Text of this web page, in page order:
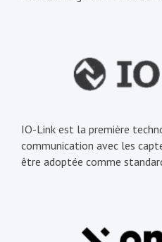
IO-Link est la première
communication avec les
être adoptée comme